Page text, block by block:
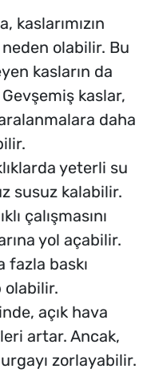
kaslarımızın
olabilir. Bu
kasların da
kaslar,
daha
yeterli su
susuz kalabilir.
çalışmasını
yol açabilir.
fazla baskı
olabilir.
açık hava
artar. Ancak,
zorlayabilir.